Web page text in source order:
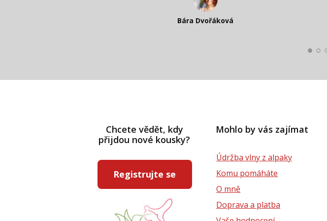
Bára Dvořáková
Kateřina Veleta Štěpánová
Chcete vědět, kdy
přijdou nové kousky?
Registrujte se
Mohlo by vás zajímat
Údržba vlny z alpaky
Komu pomáháte
O mně
Doprava a platba